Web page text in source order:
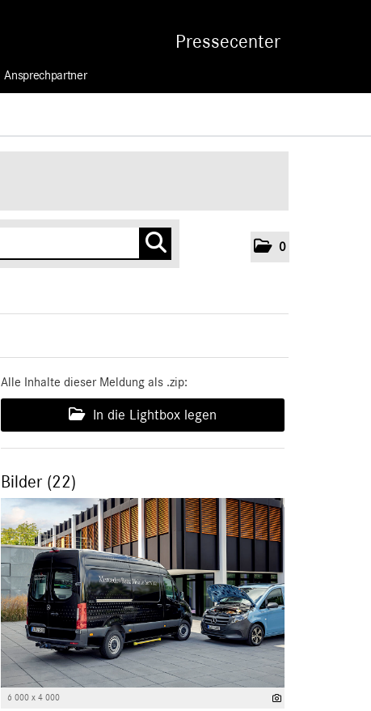
Pressecenter
0
Ansprechpartner
Alle Inhalte dieser Meldung als .zip:
In die Lightbox legen
Bilder (22)
6 000 x 4 000